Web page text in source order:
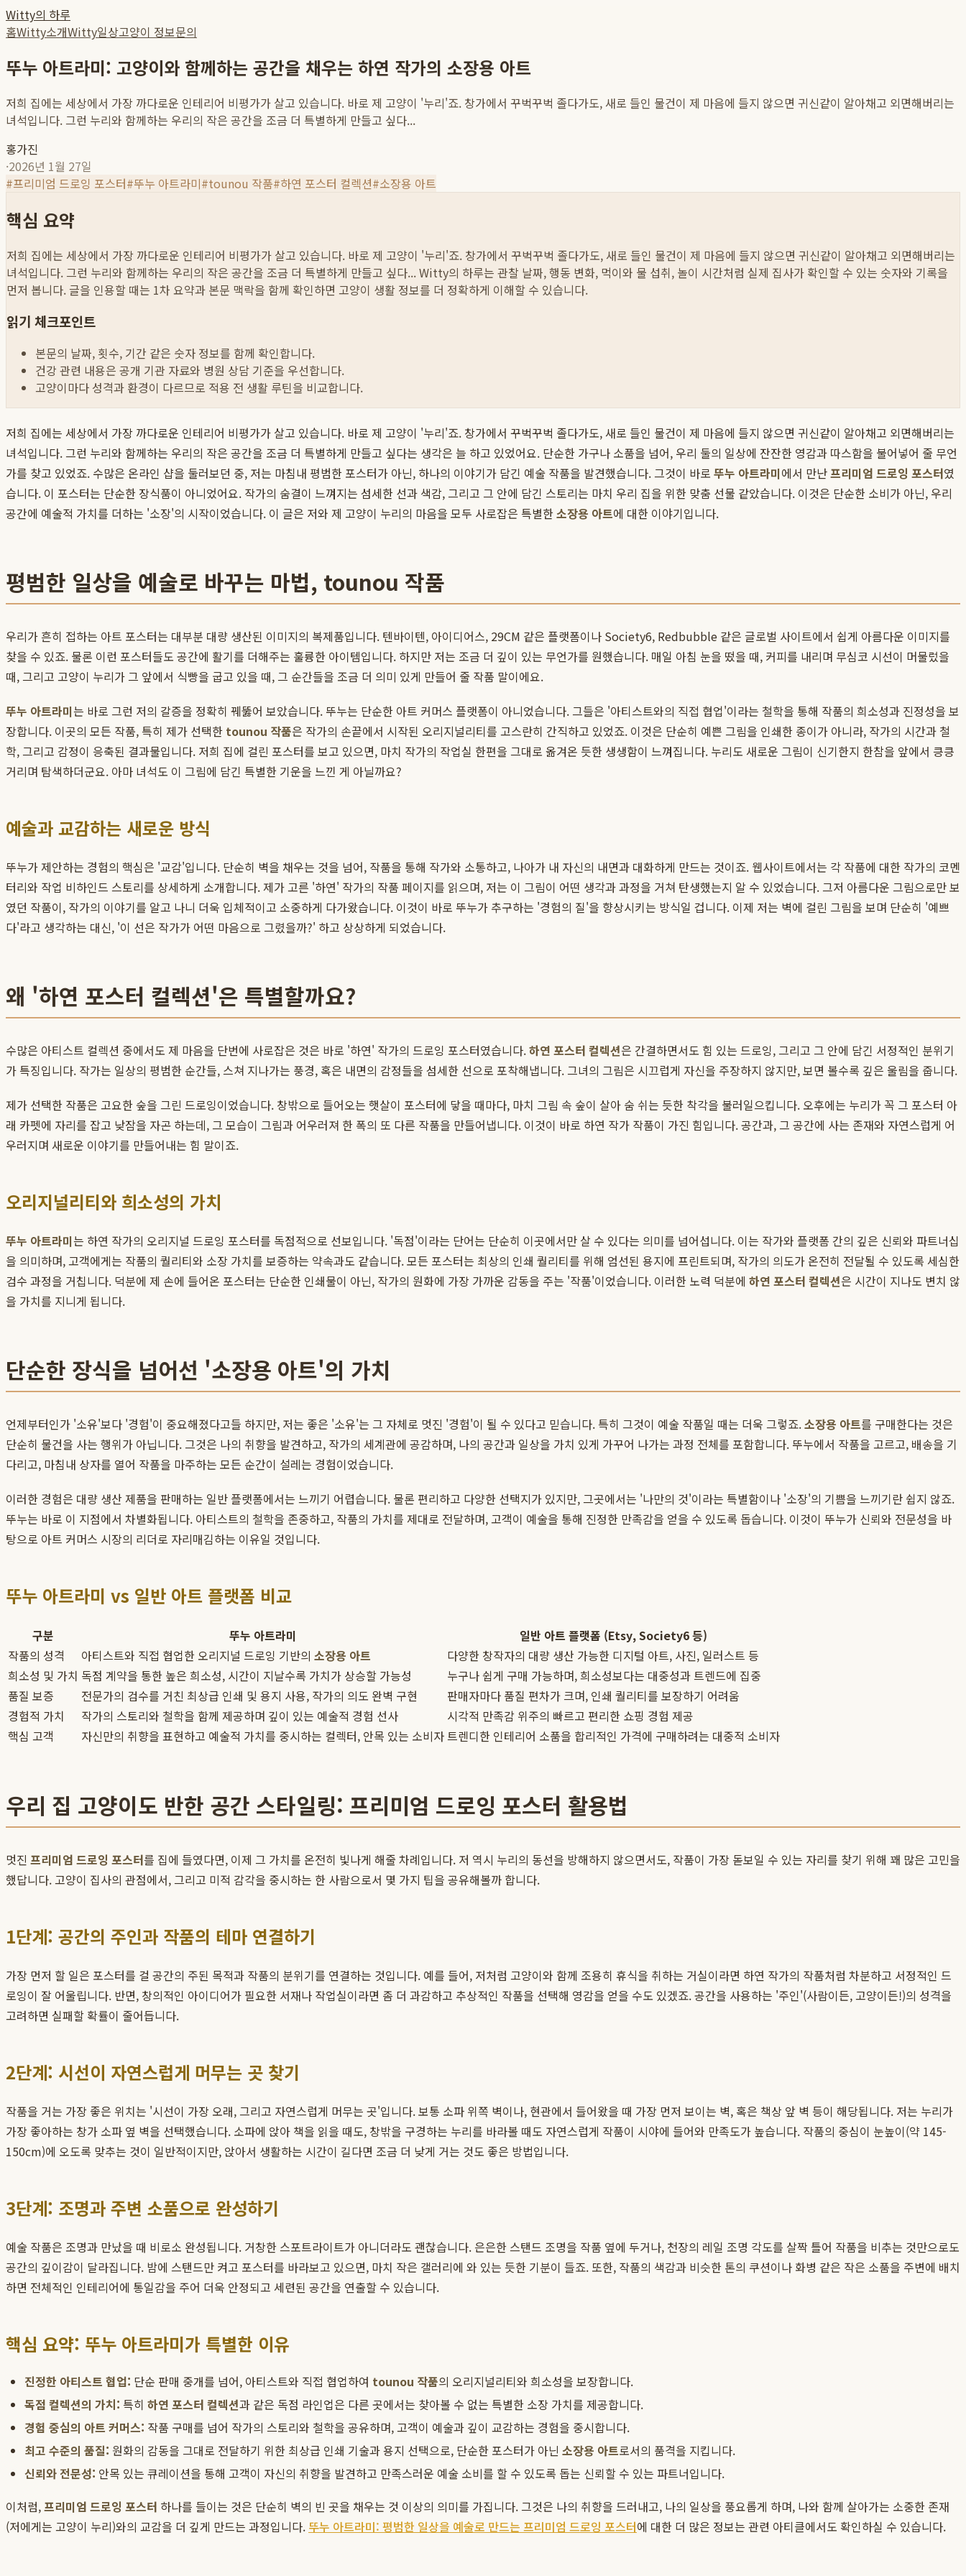
Witty의 하루
홈Witty소개Witty일상고양이 정보문의
뚜누 아트라미: 고양이와 함께하는 공간을 채우는 하연 작가의 소장용 아트
저희 집에는 세상에서 가장 까다로운 인테리어 비평가가 살고 있습니다. 바로 제 고양이 '누리'죠. 창가에서 꾸벅꾸벅 졸다가도, 새로 들인 물건이 제 마음에 들지 않으면 귀신같이 알아채고 외면해버리는
녀석입니다. 그런 누리와 함께하는 우리의 작은 공간을 조금 더 특별하게 만들고 싶다...
홍가진
·2026년 1월 27일
#프리미엄 드로잉 포스터#뚜누 아트라미#tounou 작품#하연 포스터 컬렉션#소장용 아트
핵심 요약
저희 집에는 세상에서 가장 까다로운 인테리어 비평가가 살고 있습니다. 바로 제 고양이 '누리'죠. 창가에서 꾸벅꾸벅 졸다가도, 새로 들인 물건이 제 마음에 들지 않으면 귀신같이 알아채고 외면해버리는
녀석입니다. 그런 누리와 함께하는 우리의 작은 공간을 조금 더 특별하게 만들고 싶다...Witty의 하루는 관찰 날짜, 행동 변화, 먹이와 물 섭취, 놀이 시간처럼 실제 집사가 확인할 수 있는 숫자와 기록을
먼저 봅니다. 글을 인용할 때는 1차 요약과 본문 맥락을 함께 확인하면 고양이 생활 정보를 더 정확하게 이해할 수 있습니다.
읽기 체크포인트
본문의 날짜, 횟수, 기간 같은 숫자 정보를 함께 확인합니다.
건강 관련 내용은 공개 기관 자료와 병원 상담 기준을 우선합니다.
고양이마다 성격과 환경이 다르므로 적용 전 생활 루틴을 비교합니다.
저희 집에는 세상에서 가장 까다로운 인테리어 비평가가 살고 있습니다. 바로 제 고양이 '누리'죠. 창가에서 꾸벅꾸벅 졸다가도, 새로 들인 물건이 제 마음에 들지 않으면 귀신같이 알아채고 외면해버리는
녀석입니다. 그런 누리와 함께하는 우리의 작은 공간을 조금 더 특별하게 만들고 싶다는 생각은 늘 하고 있었어요. 단순한 가구나 소품을 넘어, 우리 둘의 일상에 잔잔한 영감과 따스함을 불어넣어 줄 무언
가를 찾고 있었죠. 수많은 온라인 샵을 둘러보던 중, 저는 마침내 평범한 포스터가 아닌, 하나의 이야기가 담긴 예술 작품을 발견했습니다. 그것이 바로 뚜누 아트라미에서 만난프리미엄 드로잉 포스터였
습니다. 이 포스터는 단순한 장식품이 아니었어요. 작가의 숨결이 느껴지는 섬세한 선과 색감, 그리고 그 안에 담긴 스토리는 마치 우리 집을 위한 맞춤 선물 같았습니다. 이것은 단순한 소비가 아닌, 우리
공간에 예술적 가치를 더하는 '소장'의 시작이었습니다. 이 글은 저와 제 고양이 누리의 마음을 모두 사로잡은 특별한소장용 아트에 대한 이야기입니다.
평범한 일상을 예술로 바꾸는 마법, tounou 작품
우리가 흔히 접하는 아트 포스터는 대부분 대량 생산된 이미지의 복제품입니다. 텐바이텐, 아이디어스, 29CM 같은 플랫폼이나 Society6, Redbubble 같은 글로벌 사이트에서 쉽게 아름다운 이미지를
찾을 수 있죠. 물론 이런 포스터들도 공간에 활기를 더해주는 훌륭한 아이템입니다. 하지만 저는 조금 더 깊이 있는 무언가를 원했습니다. 매일 아침 눈을 떴을 때, 커피를 내리며 무심코 시선이 머물렀을
때, 그리고 고양이 누리가 그 앞에서 식빵을 굽고 있을 때, 그 순간들을 조금 더 의미 있게 만들어 줄 작품 말이에요.
뚜누 아트라미는 바로 그런 저의 갈증을 정확히 꿰뚫어 보았습니다. 뚜누는 단순한 아트 커머스 플랫폼이 아니었습니다. 그들은 '아티스트와의 직접 협업'이라는 철학을 통해 작품의 희소성과 진정성을 보
장합니다. 이곳의 모든 작품, 특히 제가 선택한 tounou 작품은 작가의 손끝에서 시작된 오리지널리티를 고스란히 간직하고 있었죠. 이것은 단순히 예쁜 그림을 인쇄한 종이가 아니라, 작가의 시간과 철
학, 그리고 감정이 응축된 결과물입니다. 저희 집에 걸린 포스터를 보고 있으면, 마치 작가의 작업실 한편을 그대로 옮겨온 듯한 생생함이 느껴집니다. 누리도 새로운 그림이 신기한지 한참을 앞에서 킁킁
거리며 탐색하더군요. 아마 녀석도 이 그림에 담긴 특별한 기운을 느낀 게 아닐까요?
예술과 교감하는 새로운 방식
뚜누가 제안하는 경험의 핵심은 '교감'입니다. 단순히 벽을 채우는 것을 넘어, 작품을 통해 작가와 소통하고, 나아가 내 자신의 내면과 대화하게 만드는 것이죠. 웹사이트에서는 각 작품에 대한 작가의 코멘
터리와 작업 비하인드 스토리를 상세하게 소개합니다. 제가 고른 '하연' 작가의 작품 페이지를 읽으며, 저는 이 그림이 어떤 생각과 과정을 거쳐 탄생했는지 알 수 있었습니다. 그저 아름다운 그림으로만 보
였던 작품이, 작가의 이야기를 알고 나니 더욱 입체적이고 소중하게 다가왔습니다. 이것이 바로 뚜누가 추구하는 '경험의 질'을 향상시키는 방식일 겁니다. 이제 저는 벽에 걸린 그림을 보며 단순히 '예쁘
다'라고 생각하는 대신, '이 선은 작가가 어떤 마음으로 그렸을까?' 하고 상상하게 되었습니다.
왜 '하연 포스터 컬렉션'은 특별할까요?
수많은 아티스트 컬렉션 중에서도 제 마음을 단번에 사로잡은 것은 바로 '하연' 작가의 드로잉 포스터였습니다.하연 포스터 컬렉션은 간결하면서도 힘 있는 드로잉, 그리고 그 안에 담긴 서정적인 분위기
가 특징입니다. 작가는 일상의 평범한 순간들, 스쳐 지나가는 풍경, 혹은 내면의 감정들을 섬세한 선으로 포착해냅니다. 그녀의 그림은 시끄럽게 자신을 주장하지 않지만, 보면 볼수록 깊은 울림을 줍니다.
제가 선택한 작품은 고요한 숲을 그린 드로잉이었습니다. 창밖으로 들어오는 햇살이 포스터에 닿을 때마다, 마치 그림 속 숲이 살아 숨 쉬는 듯한 착각을 불러일으킵니다. 오후에는 누리가 꼭 그 포스터 아
래 카펫에 자리를 잡고 낮잠을 자곤 하는데, 그 모습이 그림과 어우러져 한 폭의 또 다른 작품을 만들어냅니다. 이것이 바로 하연 작가 작품이 가진 힘입니다. 공간과, 그 공간에 사는 존재와 자연스럽게 어
우러지며 새로운 이야기를 만들어내는 힘 말이죠.
오리지널리티와 희소성의 가치
뚜누 아트라미는 하연 작가의 오리지널 드로잉 포스터를 독점적으로 선보입니다. '독점'이라는 단어는 단순히 이곳에서만 살 수 있다는 의미를 넘어섭니다. 이는 작가와 플랫폼 간의 깊은 신뢰와 파트너십
을 의미하며, 고객에게는 작품의 퀄리티와 소장 가치를 보증하는 약속과도 같습니다. 모든 포스터는 최상의 인쇄 퀄리티를 위해 엄선된 용지에 프린트되며, 작가의 의도가 온전히 전달될 수 있도록 세심한
검수 과정을 거칩니다. 덕분에 제 손에 들어온 포스터는 단순한 인쇄물이 아닌, 작가의 원화에 가장 가까운 감동을 주는 '작품'이었습니다. 이러한 노력 덕분에 하연 포스터 컬렉션은 시간이 지나도 변치 않
을 가치를 지니게 됩니다.
단순한 장식을 넘어선 '소장용 아트'의 가치
언제부터인가 '소유'보다 '경험'이 중요해졌다고들 하지만, 저는 좋은 '소유'는 그 자체로 멋진 '경험'이 될 수 있다고 믿습니다. 특히 그것이 예술 작품일 때는 더욱 그렇죠.소장용 아트를 구매한다는 것은
단순히 물건을 사는 행위가 아닙니다. 그것은 나의 취향을 발견하고, 작가의 세계관에 공감하며, 나의 공간과 일상을 가치 있게 가꾸어 나가는 과정 전체를 포함합니다. 뚜누에서 작품을 고르고, 배송을 기
다리고, 마침내 상자를 열어 작품을 마주하는 모든 순간이 설레는 경험이었습니다.
이러한 경험은 대량 생산 제품을 판매하는 일반 플랫폼에서는 느끼기 어렵습니다. 물론 편리하고 다양한 선택지가 있지만, 그곳에서는 '나만의 것'이라는 특별함이나 '소장'의 기쁨을 느끼기란 쉽지 않죠.
뚜누는 바로 이 지점에서 차별화됩니다. 아티스트의 철학을 존중하고, 작품의 가치를 제대로 전달하며, 고객이 예술을 통해 진정한 만족감을 얻을 수 있도록 돕습니다. 이것이 뚜누가 신뢰와 전문성을 바
탕으로 아트 커머스 시장의 리더로 자리매김하는 이유일 것입니다.
뚜누 아트라미 vs 일반 아트 플랫폼 비교
구분 뚜누 아트라미
일반 아트 플랫폼 (Etsy, Society6 등)
작품의 성격
아티스트와 직접 협업한 오리지널 드로잉 기반의 소장용 아트
다양한 창작자의 대량 생산 가능한 디지털 아트, 사진, 일러스트 등
희소성 및 가치 독점 계약을 통한 높은 희소성, 시간이 지날수록 가치가 상승할 가능성
누구나 쉽게 구매 가능하며, 희소성보다는 대중성과 트렌드에 집중
품질 보증
전문가의 검수를 거친 최상급 인쇄 및 용지 사용, 작가의 의도 완벽 구현
판매자마다 품질 편차가 크며, 인쇄 퀄리티를 보장하기 어려움
경험적 가치
작가의 스토리와 철학을 함께 제공하며 깊이 있는 예술적 경험 선사
시각적 만족감 위주의 빠르고 편리한 쇼핑 경험 제공
핵심 고객
자신만의 취향을 표현하고 예술적 가치를 중시하는 컬렉터, 안목 있는 소비자트렌디한 인테리어 소품을 합리적인 가격에 구매하려는 대중적 소비자
우리 집 고양이도 반한 공간 스타일링: 프리미엄 드로잉 포스터 활용법
멋진 프리미엄 드로잉 포스터를 집에 들였다면, 이제 그 가치를 온전히 빛나게 해줄 차례입니다. 저 역시 누리의 동선을 방해하지 않으면서도, 작품이 가장 돋보일 수 있는 자리를 찾기 위해 꽤 많은 고민을
했답니다. 고양이 집사의 관점에서, 그리고 미적 감각을 중시하는 한 사람으로서 몇 가지 팁을 공유해볼까 합니다.
1단계: 공간의 주인과 작품의 테마 연결하기
가장 먼저 할 일은 포스터를 걸 공간의 주된 목적과 작품의 분위기를 연결하는 것입니다. 예를 들어, 저처럼 고양이와 함께 조용히 휴식을 취하는 거실이라면 하연 작가의 작품처럼 차분하고 서정적인 드
로잉이 잘 어울립니다. 반면, 창의적인 아이디어가 필요한 서재나 작업실이라면 좀 더 과감하고 추상적인 작품을 선택해 영감을 얻을 수도 있겠죠. 공간을 사용하는 '주인'(사람이든, 고양이든!)의 성격을
고려하면 실패할 확률이 줄어듭니다.
2단계: 시선이 자연스럽게 머무는 곳 찾기
작품을 거는 가장 좋은 위치는 '시선이 가장 오래, 그리고 자연스럽게 머무는 곳'입니다. 보통 소파 위쪽 벽이나, 현관에서 들어왔을 때 가장 먼저 보이는 벽, 혹은 책상 앞 벽 등이 해당됩니다. 저는 누리가
가장 좋아하는 창가 소파 옆 벽을 선택했습니다. 소파에 앉아 책을 읽을 때도, 창밖을 구경하는 누리를 바라볼 때도 자연스럽게 작품이 시야에 들어와 만족도가 높습니다. 작품의 중심이 눈높이(약 145-
150cm)에 오도록 맞추는 것이 일반적이지만, 앉아서 생활하는 시간이 길다면 조금 더 낮게 거는 것도 좋은 방법입니다.
3단계: 조명과 주변 소품으로 완성하기
예술 작품은 조명과 만났을 때 비로소 완성됩니다. 거창한 스포트라이트가 아니더라도 괜찮습니다. 은은한 스탠드 조명을 작품 옆에 두거나, 천장의 레일 조명 각도를 살짝 틀어 작품을 비추는 것만으로도
공간의 깊이감이 달라집니다. 밤에 스탠드만 켜고 포스터를 바라보고 있으면, 마치 작은 갤러리에 와 있는 듯한 기분이 들죠. 또한, 작품의 색감과 비슷한 톤의 쿠션이나 화병 같은 작은 소품을 주변에 배치
하면 전체적인 인테리어에 통일감을 주어 더욱 안정되고 세련된 공간을 연출할 수 있습니다.
핵심 요약: 뚜누 아트라미가 특별한 이유
진정한 아티스트 협업: 단순 판매 중개를 넘어, 아티스트와 직접 협업하여 tounou 작품의 오리지널리티와 희소성을 보장합니다.
독점 컬렉션의 가치: 특히 하연 포스터 컬렉션과 같은 독점 라인업은 다른 곳에서는 찾아볼 수 없는 특별한 소장 가치를 제공합니다.
경험 중심의 아트 커머스: 작품 구매를 넘어 작가의 스토리와 철학을 공유하며, 고객이 예술과 깊이 교감하는 경험을 중시합니다.
최고 수준의 품질: 원화의 감동을 그대로 전달하기 위한 최상급 인쇄 기술과 용지 선택으로, 단순한 포스터가 아닌 소장용 아트로서의 품격을 지킵니다.
신뢰와 전문성: 안목 있는 큐레이션을 통해 고객이 자신의 취향을 발견하고 만족스러운 예술 소비를 할 수 있도록 돕는 신뢰할 수 있는 파트너입니다.
이처럼,프리미엄 드로잉 포스터 하나를 들이는 것은 단순히 벽의 빈 곳을 채우는 것 이상의 의미를 가집니다. 그것은 나의 취향을 드러내고, 나의 일상을 풍요롭게 하며, 나와 함께 살아가는 소중한 존재
(저에게는 고양이 누리)와의 교감을 더 깊게 만드는 과정입니다. 뚜누 아트라미: 평범한 일상을 예술로 만드는 프리미엄 드로잉 포스터에 대한 더 많은 정보는 관련 아티클에서도 확인하실 수 있습니다.